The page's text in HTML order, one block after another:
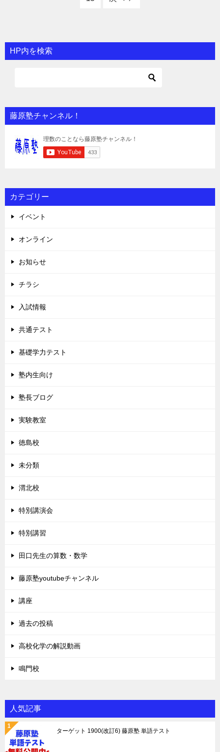
HP内を検索
藤原塾チャンネル！
カテゴリー
イベント
オンライン
お知らせ
チラシ
入試情報
共通テスト
基礎学力テスト
塾内生向け
塾長ブログ
実験教室
徳島校
未分類
渭北校
特別講演会
特別講習
田口先生の算数・数学
藤原塾youtubeチャンネル
講座
過去の投稿
高校化学の解説動画
鳴門校
人気記事
ターゲット 1900(改訂6) 藤原塾 単語テスト